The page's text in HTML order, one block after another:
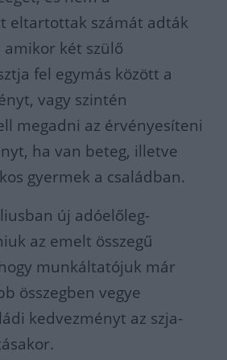
eltartottak számát adták
két szülő
fel egymás között a
vagy szintén
megadni az érvényesíteni
ha van beteg, illetve
gyermek a családban.
új adóelőleg-
az emelt összegű
munkáltatójuk már
összegben vegye
kedvezményt az szja-